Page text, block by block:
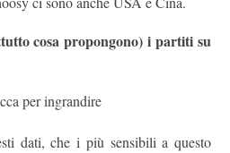
cosa propongono) i partiti su
per ingrandire
dati, che i più sensibili a questo